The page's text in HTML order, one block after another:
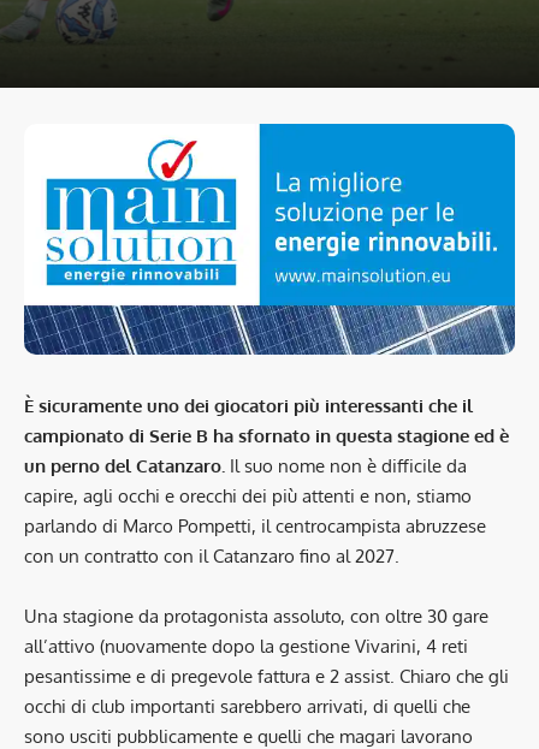
È sicuramente uno dei giocatori più interessanti che il
campionato di Serie B ha sfornato in questa stagione ed è
un perno del Catanzaro. Il suo nome non è difficile da
capire, agli occhi e orecchi dei più attenti e non, stiamo
parlando di Marco Pompetti, il centrocampista abruzzese
con un contratto con il Catanzaro fino al 2027.
Una stagione da protagonista assoluto, con oltre 30 gare
all’attivo (nuovamente dopo la gestione Vivarini, 4 reti
pesantissime e di pregevole fattura e 2 assist. Chiaro che gli
occhi di club importanti sarebbero arrivati, di quelli che
sono usciti pubblicamente e quelli che magari lavorano